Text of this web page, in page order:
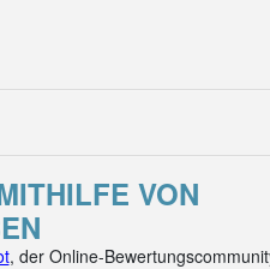
VON
, der Online-